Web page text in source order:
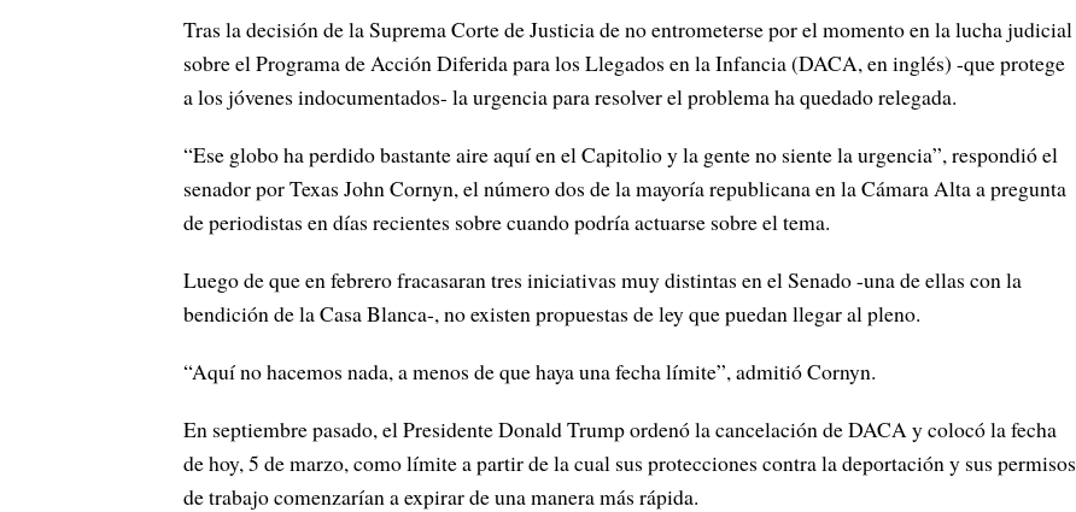
Tras la decisión de la Suprema Corte de Justicia de no entrometerse por el momento en la lucha judicial
sobre el Programa de Acción Diferida para los Llegados en la Infancia (DACA, en inglés) -que protege
a los jóvenes indocumentados- la urgencia para resolver el problema ha quedado relegada.
“Ese globo ha perdido bastante aire aquí en el Capitolio y la gente no siente la urgencia”, respondió el
senador por Texas John Cornyn, el número dos de la mayoría republicana en la Cámara Alta a pregunta
de periodistas en días recientes sobre cuando podría actuarse sobre el tema.
Luego de que en febrero fracasaran tres iniciativas muy distintas en el Senado -una de ellas con la
bendición de la Casa Blanca-, no existen propuestas de ley que puedan llegar al pleno.
“Aquí no hacemos nada, a menos de que haya una fecha límite”, admitió Cornyn.
En septiembre pasado, el Presidente Donald Trump ordenó la cancelación de DACA y colocó la fecha
de hoy, 5 de marzo, como límite a partir de la cual sus protecciones contra la deportación y sus permisos
de trabajo comenzarían a expirar de una manera más rápida.